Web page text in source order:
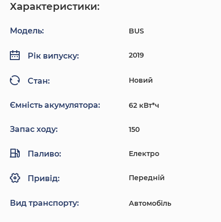
Характеристики:
Модель: BUS
Рік випуску: 2019
Стан: Новий
Ємність акумулятора: 62 кВт*ч
Запас ходу: 150
Паливо: Електро
Привід: Передній
Вид транспорту: Автомобіль